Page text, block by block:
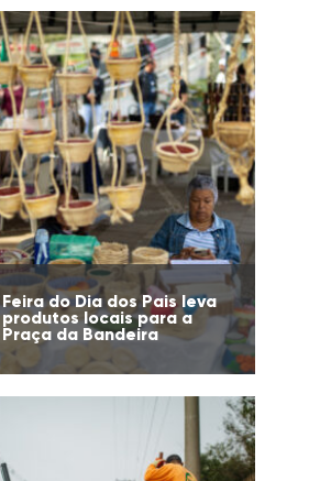
Feira do Dia dos Pais leva
produtos locais para a
Praça da Bandeira